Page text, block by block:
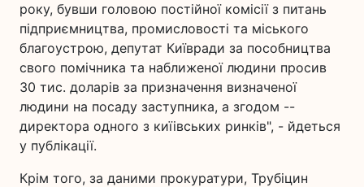
року, бувши головою постійної комісії з питань
підприємництва, промисловості та міського
благоустрою, депутат Київради за пособництва
свого помічника та наближеної людини просив
30 тис. доларів за призначення визначеної
людини на посаду заступника, а згодом --
директора одного з киїівських ринків", - йдеться
у публікації.
Крім того, за даними прокуратури, Трубіцин